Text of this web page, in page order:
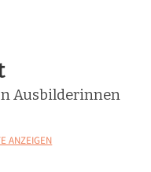
Ausbilderinnen
ANZEIGEN